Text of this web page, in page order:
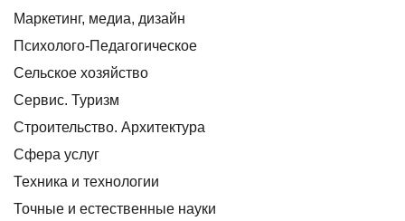
Маркетинг, медиа, дизайн
Психолого-Педагогическое
Сельское хозяйство
Сервис. Туризм
Строительство. Архитектура
Сфера услуг
Техника и технологии
Точные и естественные науки